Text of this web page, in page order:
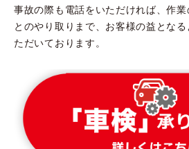
事故の際も電話をいただければ、作
とのやり取りまで、お客様の益とな
ただいております。